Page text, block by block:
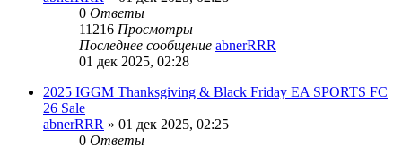
0 Ответы
11216 Просмотры
Последнее сообщение abnerRRR
01 дек 2025, 02:28
2025 IGGM Thanksgiving & Black Friday EA SPORTS FC
26 Sale
abnerRRR » 01 дек 2025, 02:25
0 Ответы